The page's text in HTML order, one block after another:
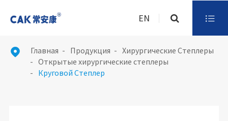
EN 
 Главная Продукция
Хирургические Степлеры
Открытые хирургические степлеры
Круговой Степлер